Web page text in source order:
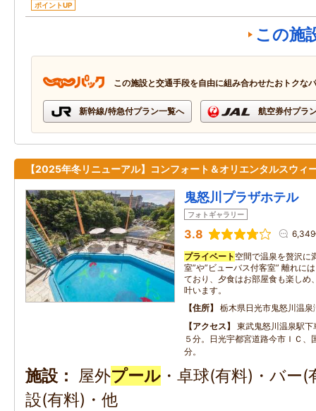
ポイントUP
この施
この施設と交通手段を自由に組み合わせたおトクな
新幹線/特急付プラン一覧へ 航空券付プラ
【2025年冬リニューアル】コンフォート＆オリエンタルスウィ
鬼怒川プラザホテル
フォトギャラリー
3.8
プライベート 空間で温泉を贅沢に
室”や”ビューバス付客室” 離れに
ており、夕食はお部屋食も楽しめ
叶います。
住所
栃木県日光市鬼怒川温泉
アクセス
東武鬼怒川温泉駅
５分。日光宇都宮道路今市ＩＣ、
分。
施設 屋外プール ・卓球(有料)・バー
設(有料)・他